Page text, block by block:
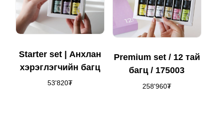
Starter set | Анхлан
хэрэглэгчийн багц
53'820₮
Premium set / 12 тай
багц / 175003
258'960₮